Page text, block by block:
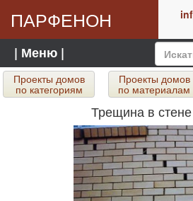
ПАРФЕНОН
| Меню |
Проекты домов
по категориям
Проекты домов
по материалам
Трещина в